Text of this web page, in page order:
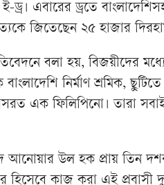
ই-ড্র। এবারের ড্রতে
জিতেছেন ২৫ হাজার
বলা হয়, বিজয়ীদের
নির্মাণ শ্রমিক,
এক ফিলিপিনো। তারা
আনোয়ার উল হক প্রায় তিন
হিসেবে কাজ করা এই প্রবাসী